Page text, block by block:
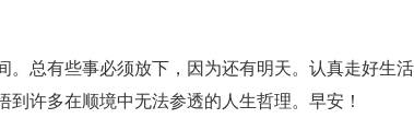
。总有些事必须放下，因为还有明天。认真走好生
许多在顺境中无法参透的人生哲理。早安！